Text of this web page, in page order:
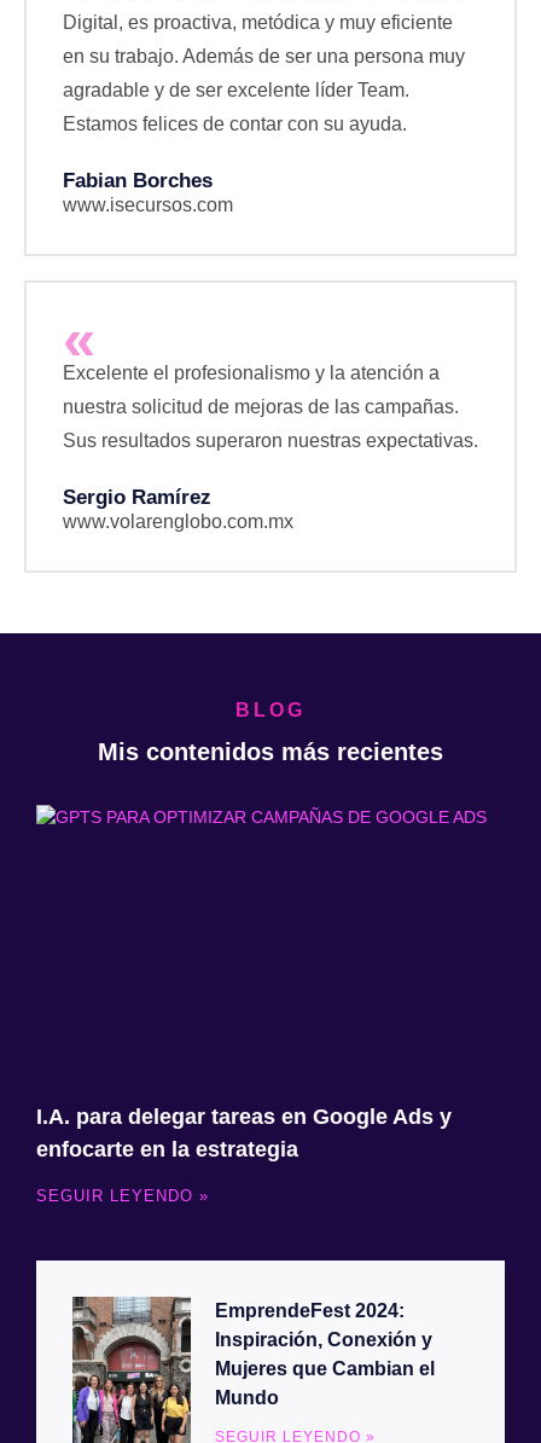
Digital, es proactiva, metódica y muy eficiente
en su trabajo. Además de ser una persona muy
agradable y de ser excelente líder Team.
Estamos felices de contar con su ayuda.
Fabian Borches
www.isecursos.com
«
Excelente el profesionalismo y la atención a
nuestra solicitud de mejoras de las campañas.
Sus resultados superaron nuestras expectativas.
Sergio Ramírez
www.volarenglobo.com.mx
BLOG
Mis contenidos más recientes
I.A. para delegar tareas en Google Ads y
enfocarte en la estrategia
SEGUIR LEYENDO »
EmprendeFest 2024:
Inspiración, Conexión y
Mujeres que Cambian el
Mundo
SEGUIR LEYENDO »